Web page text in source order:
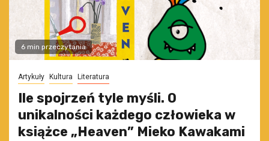
6 min przeczytania
Artykuły Kultura Literatura
Ile spojrzeń tyle myśli. O
unikalności każdego człowieka w
książce „Heaven” Mieko Kawakami